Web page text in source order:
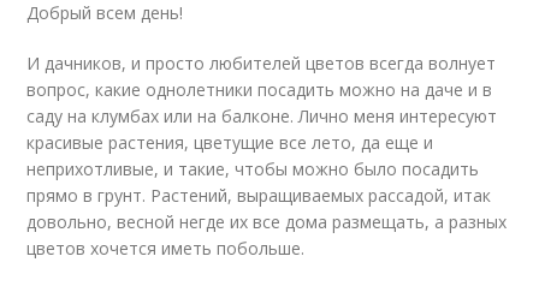
Добрый всем день!
И дачников, и просто любителей цветов всегда волнует
вопрос, какие однолетники посадить можно на даче и в
саду на клумбах или на балконе. Лично меня интересуют
красивые растения, цветущие все лето, да еще и
неприхотливые, и такие, чтобы можно было посадить
прямо в грунт. Растений, выращиваемых рассадой, итак
довольно, весной негде их все дома размещать, а разных
цветов хочется иметь побольше.